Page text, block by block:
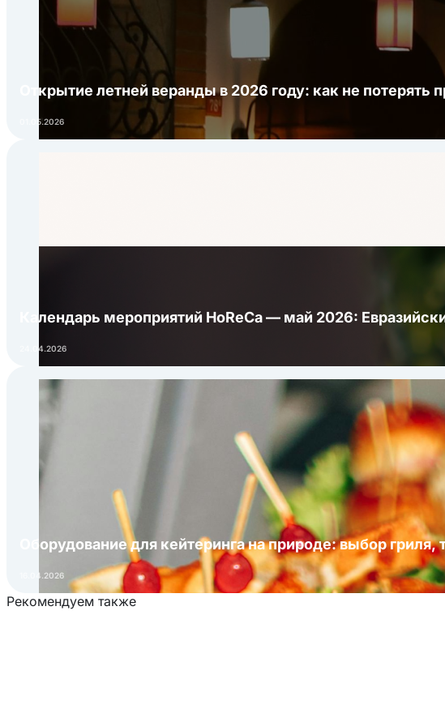
Открытие летней веранды в 2026 году: как не потерять
01.05.2026
Календарь мероприятий HoReCa — май 2026:
24.04.2026
Оборудование для кейтеринга на природе: выбор
16.04.2026
Рекомендуем также